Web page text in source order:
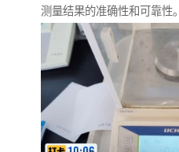
测量结果的准确性和可靠性。